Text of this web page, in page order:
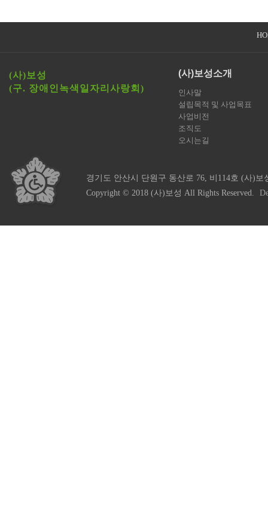
(사)보성
(구. 장애인녹색일자리사랑회)
(사)보성소개
인사말
설립목적 및 사업목표
사업비전
조직도
오시는길
경기도 안산시 단원구 동산로 76, 비114호 (사)보
Copyright © 2018 (사)보성 All Rights Reserved.